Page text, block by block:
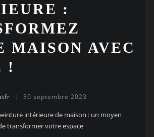
:
MAISON AVEC
!
30 septembre 2023
intérieure de maison : un moyen
transformer votre espace